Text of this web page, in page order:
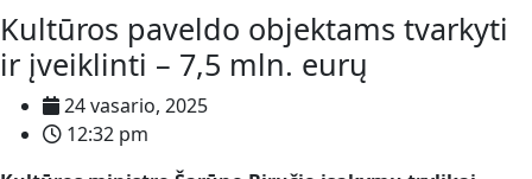
Kultūros paveldo objektams tvarkyti
ir įveiklinti – 7,5 mln. eurų
24 vasario, 2025
12:32 pm